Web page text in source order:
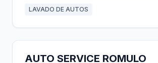
LAVADO DE AUTOS
AUTO SERVICE ROMULO